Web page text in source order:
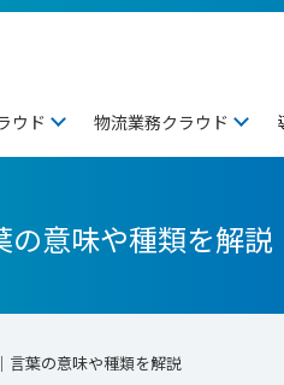
ウド 物流業務クラウド
の意味や種類を解説
言葉の意味や種類を解説